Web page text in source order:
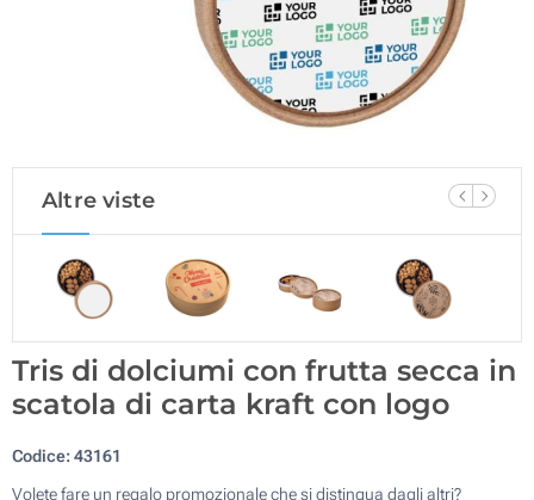
Altre viste
Tris di dolciumi con frutta secca in
scatola di carta kraft con logo
Codice:43161
Volete fare un regalo promozionale che si distingua dagli altri?